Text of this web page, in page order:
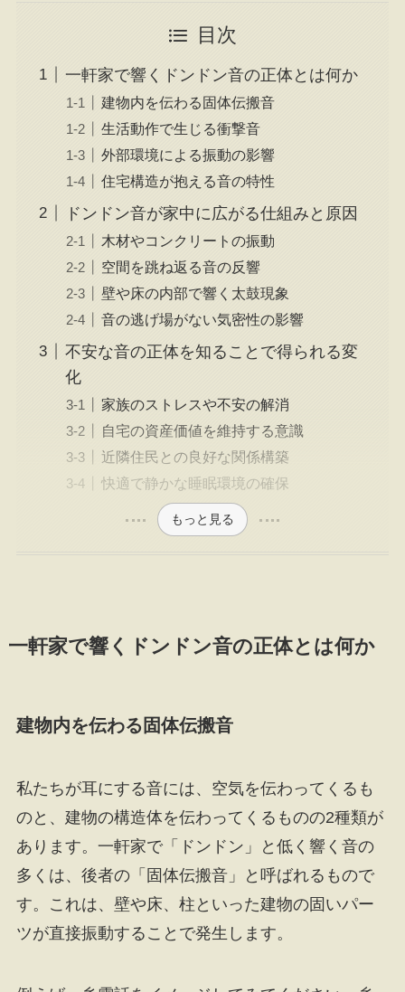
目次
一軒家で響くドンドン音の正体とは何か
建物内を伝わる固体伝搬音
生活動作で生じる衝撃音
外部環境による振動の影響
住宅構造が抱える音の特性
ドンドン音が家中に広がる仕組みと原因
木材やコンクリートの振動
空間を跳ね返る音の反響
壁や床の内部で響く太鼓現象
音の逃げ場がない気密性の影響
不安な音の正体を知ることで得られる変
化
家族のストレスや不安の解消
自宅の資産価値を維持する意識
近隣住民との良好な関係構築
快適で静かな睡眠環境の確保
もっと見る
一軒家で響くドンドン音の正体とは何か
建物内を伝わる固体伝搬音
私たちが耳にする音には、空気を伝わってくるも
のと、建物の構造体を伝わってくるものの2種類が
あります。一軒家で「ドンドン」と低く響く音の
多くは、後者の「固体伝搬音」と呼ばれるもので
す。これは、壁や床、柱といった建物の固いパー
ツが直接振動することで発生します。